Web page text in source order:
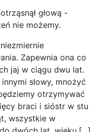
głową -
nie możemy.
Zapewnia ona co
jaj w ciągu dwu lat.
słowy, mnożyć
otrzymywać
braci i sióstr w stu
wszystkie w